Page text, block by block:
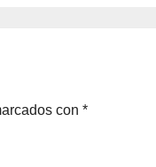
con *